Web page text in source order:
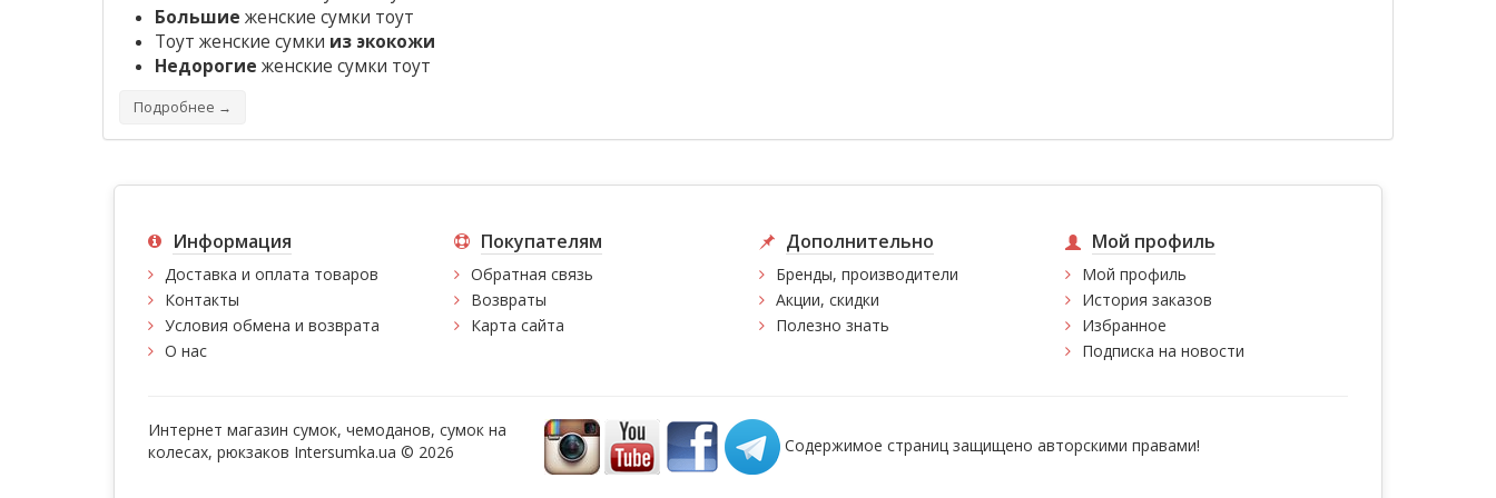
Большие женские сумки тоут
Тоут женские сумки из экокожи
Недорогие женские сумки тоут
Подробнее →
Информация
Доставка и оплата товаров
Контакты
Условия обмена и возврата
О нас
Покупателям
Обратная связь
Возвраты
Карта сайта
Дополнительно
Бренды, производители
Акции, скидки
Полезно знать
Мой профиль
Мой профиль
История заказов
Избранное
Подписка на новости
Интернет магазин сумок, чемоданов, сумок на
колесах, рюкзаков Intersumka.ua © 2026
Содержимое страниц защищено авторскими правами!